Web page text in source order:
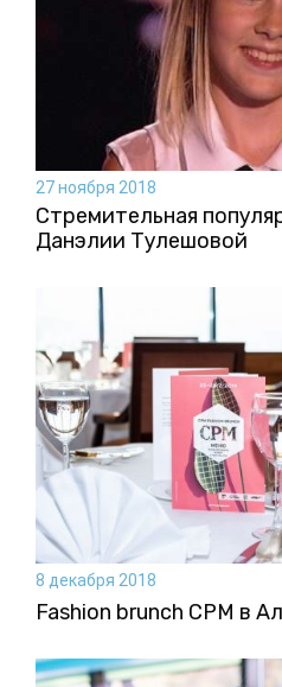
27 ноября 2018
Стремительная
Данэлии Тулешовой
8 декабря 2018
Fashion brunch CPM в